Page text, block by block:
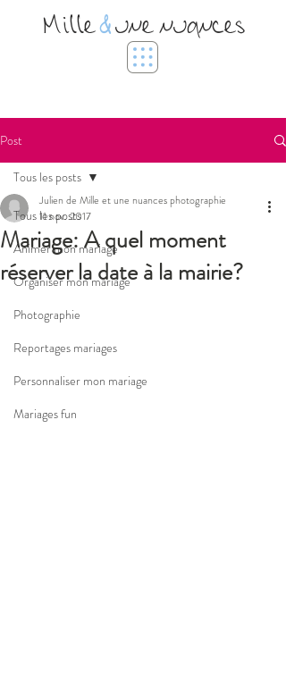
Mille&une nuances
Post
Tous les posts
Animer mon mariage
Organiser mon mariage
Photographie
Reportages mariages
Personnaliser mon mariage
Mariages fun
Tous les posts
Mariage: A quel moment
réserver la date à la mairie?
Julien de Mille et une nuances photographie
11 nov. 2017